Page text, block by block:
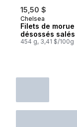
15,50 $
Chelsea
Filets de morue
désossés salés
454 g, 3,41 $/100g